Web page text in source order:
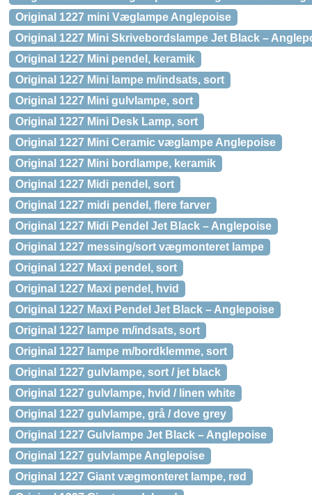
Original 1227 mini Væglampe Anglepoise
Original 1227 Mini Skrivebordslampe Jet Black –
Original 1227 Mini pendel, keramik
Original 1227 Mini lampe m/indsats, sort
Original 1227 Mini gulvlampe, sort
Original 1227 Mini Desk Lamp, sort
Original 1227 Mini Ceramic væglampe Anglepoise
Original 1227 Mini bordlampe, keramik
Original 1227 Midi pendel, sort
Original 1227 midi pendel, flere farver
Original 1227 Midi Pendel Jet Black – Anglepoise
Original 1227 messing/sort vægmonteret lampe
Original 1227 Maxi pendel, sort
Original 1227 Maxi pendel, hvid
Original 1227 Maxi Pendel Jet Black – Anglepoise
Original 1227 lampe m/indsats, sort
Original 1227 lampe m/bordklemme, sort
Original 1227 gulvlampe, sort / jet black
Original 1227 gulvlampe, hvid / linen white
Original 1227 gulvlampe, grå / dove grey
Original 1227 Gulvlampe Jet Black – Anglepoise
Original 1227 gulvlampe Anglepoise
Original 1227 Giant vægmonteret lampe, rød